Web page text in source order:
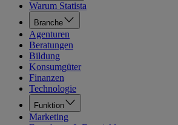
Warum Statista
Branche
Agenturen
Beratungen
Bildung
Konsumgüter
Finanzen
Technologie
Funktion
Marketing